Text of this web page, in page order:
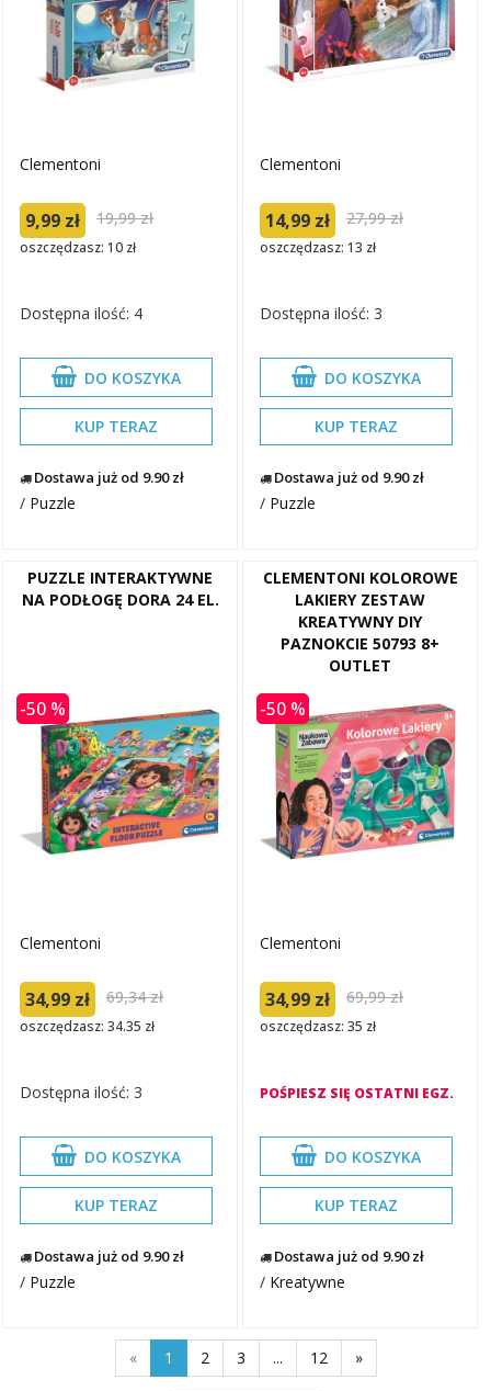
Clementoni
9,99 zł 19,99 zł
oszczędzasz: 10 zł
Dostępna ilość: 4
DO KOSZYKA
KUP TERAZ
Dostawa już od 9.90 zł
/ Puzzle
Clementoni
14,99 zł 27,99 zł
oszczędzasz: 13 zł
Dostępna ilość: 3
DO KOSZYKA
KUP TERAZ
Dostawa już od 9.90 zł
/ Puzzle
PUZZLE INTERAKTYWNE
NA PODŁOGĘ DORA 24 EL.
-50 %
Clementoni
34,99 zł 69,34 zł
oszczędzasz: 34.35 zł
Dostępna ilość: 3
DO KOSZYKA
KUP TERAZ
Dostawa już od 9.90 zł
/ Puzzle
CLEMENTONI KOLOROWE
LAKIERY ZESTAW
KREATYWNY DIY
PAZNOKCIE 50793 8+
OUTLET
-50 %
Clementoni
34,99 zł 69,99 zł
oszczędzasz: 35 zł
POŚPIESZ SIĘ OSTATNI EGZ.
DO KOSZYKA
KUP TERAZ
Dostawa już od 9.90 zł
/ Kreatywne
« 1 2 3 ... 12 »